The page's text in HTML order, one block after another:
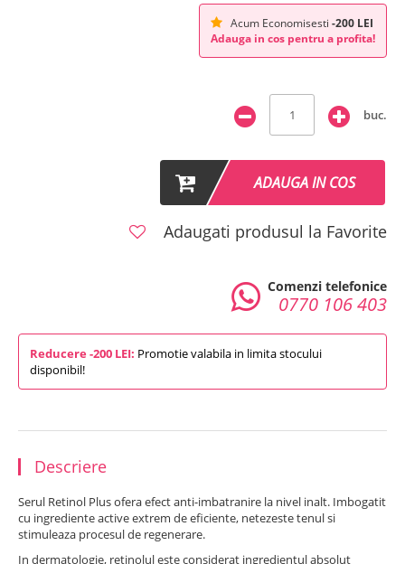
Acum Economisesti -200 LEI
Adauga in cos pentru a profita!
buc.
ADAUGA IN COS
Adaugati produsul la Favorite
Comenzi telefonice
0770 106 403
Reducere -200 LEI: Promotie valabila in limita stocului
disponibil!
Descriere
Serul Retinol Plus ofera efect anti-imbatranire la nivel inalt. Imbogatit
cu ingrediente active extrem de eficiente, netezeste tenul si
stimuleaza procesul de regenerare.
In dermatologie, retinolul este considerat ingredientul absolut